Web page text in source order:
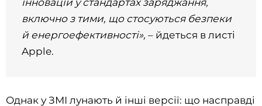
інновацій у стандартах заряджання,
включно з тими, що стосуються безпеки
й енергоефективності», – йдеться в листі
Apple.
Однак у ЗМІ лунають й інші версії: що насправді